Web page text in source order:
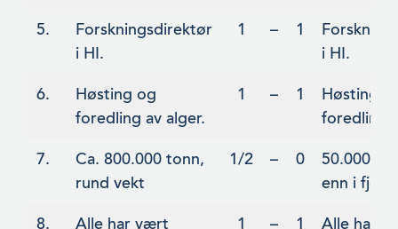
5.
Forskningsdirektør
i HI.
1 – 1
i HI.
6.
Høsting og
foredling av alger.
1 – 1
Høsting
foredling
7.
Ca. 800.000 tonn,
rund vekt
1/2 – 0
50.000
enn i fjor.
8.
Alle har vært
1 – 1
Alle har